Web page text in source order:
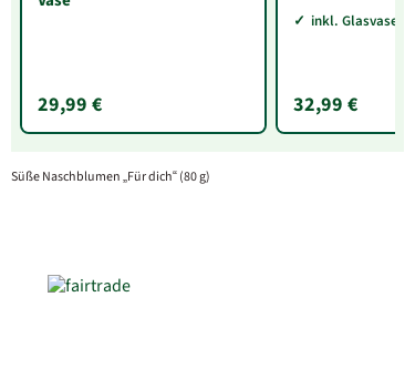
29,99 €
inkl. Glasvase
32,99 €
Süße Naschblumen „Für dich“ (80 g)